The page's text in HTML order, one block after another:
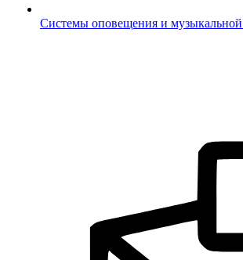
Системы оповещения и музыкальной